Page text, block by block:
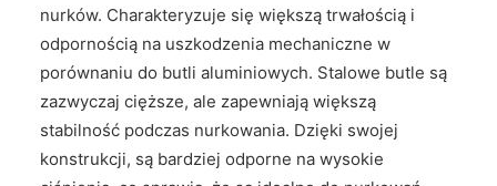
nurków. Charakteryzuje się większą trwałością i
odpornością na uszkodzenia mechaniczne w
porównaniu do butli aluminiowych. Stalowe butle są
zazwyczaj cięższe, ale zapewniają większą
stabilność podczas nurkowania. Dzięki swojej
konstrukcji, są bardziej odporne na wysokie